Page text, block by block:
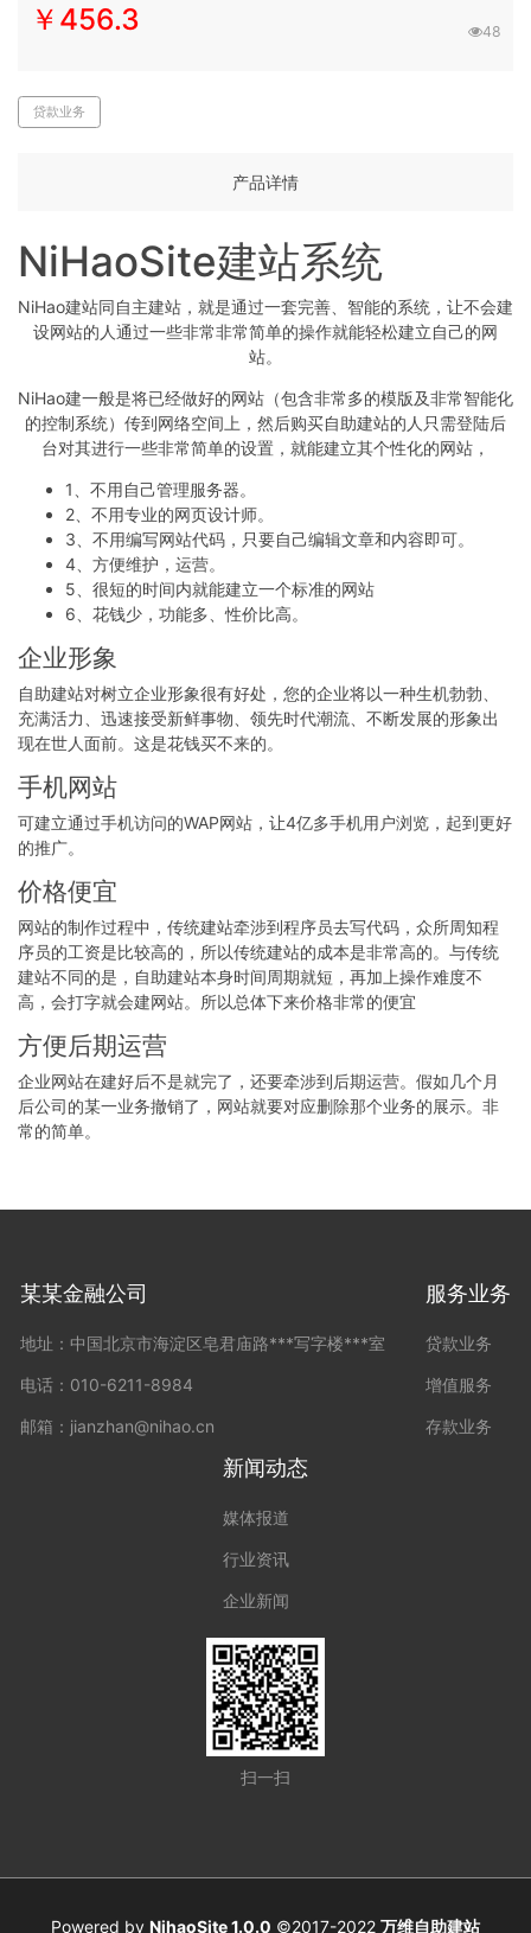
￥456.3 48
贷款业务
产品详情
NiHaoSite建站系统
NiHao建站同自主建站，就是通过一套完善、智能的系统，让不会建
设网站的人通过一些非常非常简单的操作就能轻松建立自己的网
站。
NiHao建一般是将已经做好的网站（包含非常多的模版及非常智能化
的控制系统）传到网络空间上，然后购买自助建站的人只需登陆后
台对其进行一些非常简单的设置，就能建立其个性化的网站，
1、不用自己管理服务器。
2、不用专业的网页设计师。
3、不用编写网站代码，只要自己编辑文章和内容即可。
4、方便维护，运营。
5、很短的时间内就能建立一个标准的网站
6、花钱少，功能多、性价比高。
企业形象
自助建站对树立企业形象很有好处，您的企业将以一种生机勃勃、
充满活力、迅速接受新鲜事物、领先时代潮流、不断发展的形象出
现在世人面前。这是花钱买不来的。
手机网站
可建立通过手机访问的WAP网站，让4亿多手机用户浏览，起到更好
的推广。
价格便宜
网站的制作过程中，传统建站牵涉到程序员去写代码，众所周知程
序员的工资是比较高的，所以传统建站的成本是非常高的。与传统
建站不同的是，自助建站本身时间周期就短，再加上操作难度不
高，会打字就会建网站。所以总体下来价格非常的便宜
方便后期运营
企业网站在建好后不是就完了，还要牵涉到后期运营。假如几个月
后公司的某一业务撤销了，网站就要对应删除那个业务的展示。非
常的简单。
某某金融公司
地址：中国北京市海淀区皂君庙路***写字楼***室
电话：010-6211-8984
邮箱：jianzhan@nihao.cn
服务业务
贷款业务
增值服务
存款业务
新闻动态
媒体报道
行业资讯
企业新闻
扫一扫
Powered by NihaoSite 1.0.0 ©2017-2022 万维自助建站